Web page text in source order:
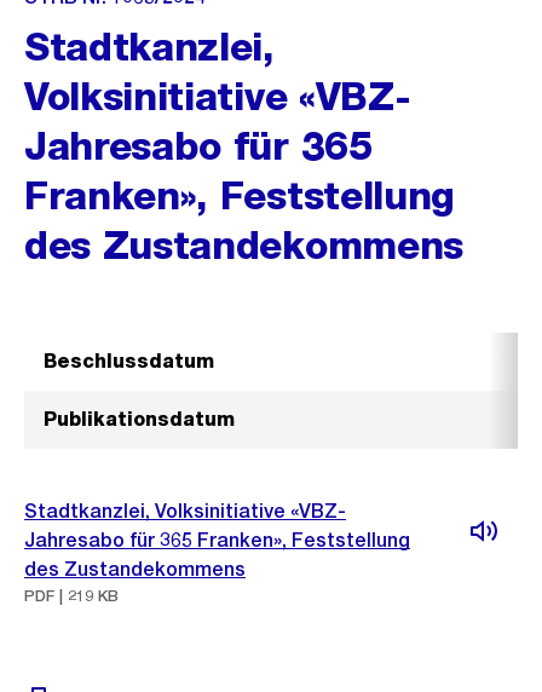
Stadtkanzlei,
Volksinitiative «VBZ-
Jahresabo für 365
Franken», Feststellung
des Zustandekommens
Beschlussdatum
Publikationsdatum
Stadtkanzlei, Volksinitiative «VBZ-
Jahresabo für 365 Franken», Feststellung
des Zustandekommens
PDF | 219 KB